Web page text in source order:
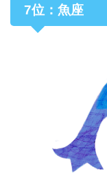
7位：魚座